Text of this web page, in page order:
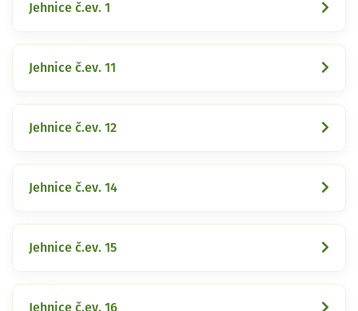
Jehnice č.ev. 1
Jehnice č.ev. 11
Jehnice č.ev. 12
Jehnice č.ev. 14
Jehnice č.ev. 15
Jehnice č.ev. 16